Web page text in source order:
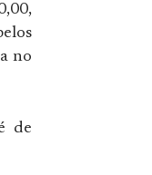
no
de